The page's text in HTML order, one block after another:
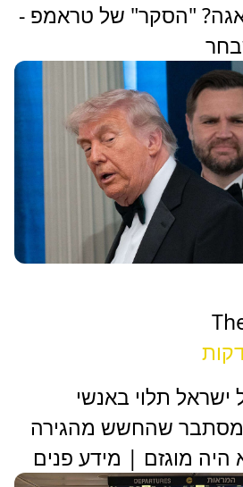
"הסקר" של טראמפ -
ישראל תלוי באנשי
מסתבר שהחשש מהגירה
מוגזם | מידע פנים